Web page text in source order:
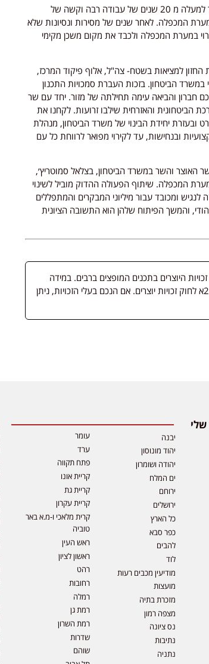
, אמר: ״לאחר למעלה מ 20 שנים של עבודה רבה וקשה של
המכפלה. לאחר שנים של מסירות ונסיונות שלא
במערת המכפלה ולכבד את מקום משכן מקימי
החזון למציאות בשטח- צה"ל, אלוף פיקוד המרכז,
הביטחון. בזכות העברת סמכויות התכנון
חברון והביאה עימה תחילתה של מזור. יחד עם שר
הביטחונית והאזרחית שילבו זרועות. לקחנו את
ובעזרת יחידת הבינוי של משרד הביטחון, מנהלת
ובנחישות, עד לקירוי מפואר לרווחת כל עם
האוצר והשר במשרד הביטחון, בצלאל סמוטריץ׳,
המכפלה. שיתוף הפעולה ההדוק מוביל לשינוי
ומכובד עבור מיליוני המבקרים והמתפללים
והמשך הפיתוח שלהן הוא התשובה הציונית
היוצרים בתכנים המופצים ברבים. במידה
ופורסמה מדיה שבעליה אינו ידוע, השימוש נעשה לפי סעיף 27א לחוק זכויות יוצרים. אם הנכם בעלי הזכויות, ניתן
יבנה
יהוד מונוסון
יהודה ושומרון
ים המלח
ירוחם
ירושלים
כל הארץ
כפר סבא
להבים
לוד
מודיעין מכבים רעות
מועצות
מזכרת בתיה
מצפה רמון
נס ציונה
נתיבות
נתניה
עומר
ערד
פתח תקווה
קריית אונו
קריית גת
קריית עקרון
קרית מלאכי ו-מ.א באר
טוביה
ראש העין
ראשון לציון
רהט
רחובות
רמלה
רמת גן
רמת השרון
שדרות
שוהם